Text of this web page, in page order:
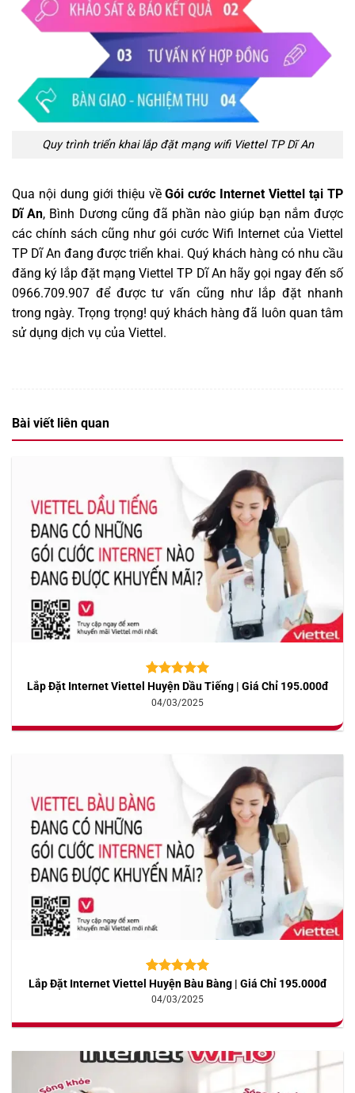
Quy trình triển khai lắp đặt mạng wifi Viettel TP Dĩ An
Qua nội dung giới thiệu vềGói cước Internet Viettel tại TP
Dĩ An, Bình Dương cũng đã phần nào giúp bạn nắm được
các chính sách cũng như gói cước Wifi Internet của Viettel
TP Dĩ An đang được triển khai. Quý khách hàng có nhu cầu
đăng ký lắp đặt mạng Viettel TP Dĩ An hãy gọi ngay đến số
0966.709.907 để được tư vấn cũng như lắp đặt nhanh
trong ngày. Trọng trọng! quý khách hàng đã luôn quan tâm
sử dụng dịch vụ của Viettel.
Bài viết liên quan
5.00trên 5
dựa trên
10
Lắp Đặt Internet Viettel Huyện Dầu Tiếng | Giá Chỉ 195.000đ
04/03/2025
5.00trên 5
dựa trên
10
Lắp Đặt Internet Viettel Huyện Bàu Bàng | Giá Chỉ 195.000đ
04/03/2025